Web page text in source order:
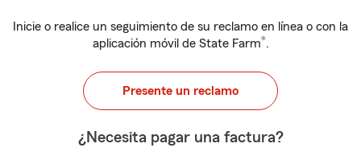
Inicie o realice un seguimiento de su reclamo en línea o con la
aplicación móvil de State Farm®.
Presente un reclamo
¿Necesita pagar una factura?